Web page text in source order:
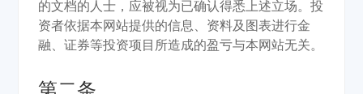
的文档的人士，应被视为已确认得悉上述立场。投
资者依据本网站提供的信息、资料及图表进行金
融、证券等投资项目所造成的盈亏与本网站无关。